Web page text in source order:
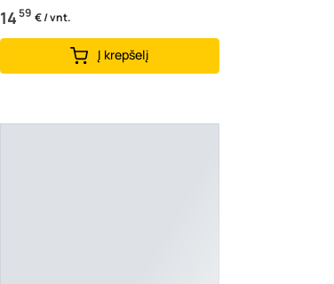
01.R/ONC
1459 € / vnt.
Į krepšelį